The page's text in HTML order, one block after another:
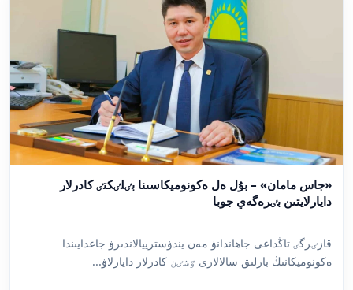
«جاس مامان» – بۇل ەل ەكونوميكاسىنا بٸلٸكتٸ كادرلار
دايارلايتىن بٸرەگەي جوبا
قازٸرگٸ تاڭداعى جاھاندانۋ مەن يندۋسترييالاندىرۋ جاعدايىندا
ەكونوميكانىڭ بارلىق سالالارى ٷشٸن كادرلار دايارلاۋ...